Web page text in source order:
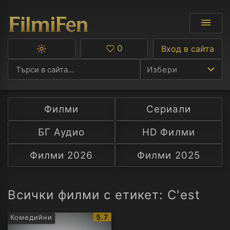
Избери
Ф
С
А
Превключване
тъмна
тема
Любими
0 Вход в сайта
Филми
Сериали
БГ Аудио
HD Филми
Филми 2026
Филми 2025
Всички филми с етикет: C'est
Комедийни
IMDb
5.7